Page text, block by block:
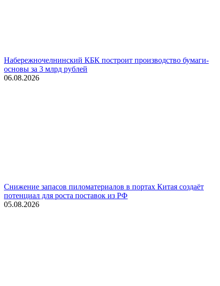
Набережночелнинский КБК построит производство бумаги-
основы за 3 млрд рублей
06.08.2026
Снижение запасов пиломатериалов в портах Китая создаёт
потенциал для роста поставок из РФ
05.08.2026